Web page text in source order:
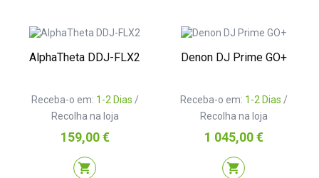
AlphaTheta DDJ-FLX2
Receba-o em: 1-2 Dias /
Recolha na loja
Preço
159,00 €
shopping_cart
Denon DJ Prime GO+
Receba-o em: 1-2 Dias /
Recolha na loja
Preço
1 045,00 €
shopping_cart